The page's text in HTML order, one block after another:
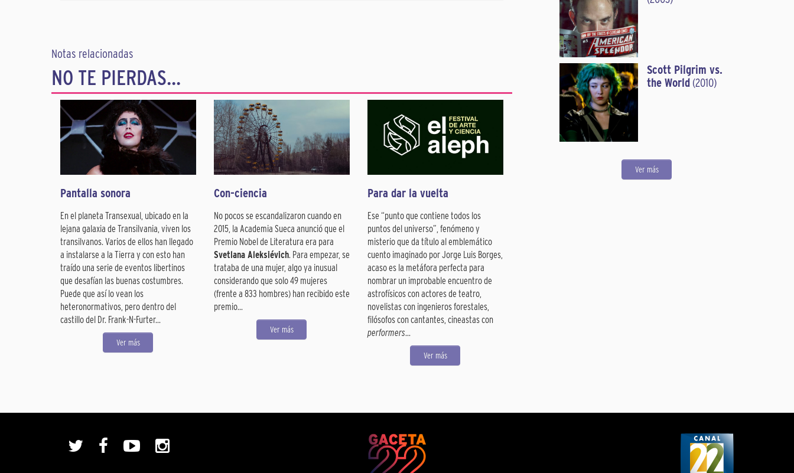
Notas relacionadas
NO TE PIERDAS...
Pantalla sonora
En el planeta Transexual, ubicado en la
lejana galaxia de Transilvania, viven los
transilvanos. Varios de ellos han llegado
a instalarse a la Tierra y con esto han
traído una serie de eventos libertinos
que desafían las buenas costumbres.
Puede que así lo vean los
heteronormativos, pero dentro del
castillo del Dr. Frank-N-Furter...
Ver más
Con-ciencia
No pocos se escandalizaron cuando en
2015, la Academia Sueca anunció que el
Premio Nobel de Literatura era para
Svetlana Aleksiévich. Para empezar, se
trataba de una mujer, algo ya inusual
considerando que solo 49 mujeres
(frente a 833 hombres) han recibido este
premio...
Ver más
Para dar la vuelta
Ese “punto que contiene todos los
puntos del universo”, fenómeno y
misterio que da título al emblemático
cuento imaginado por Jorge Luis Borges,
acaso es la metáfora perfecta para
nombrar un improbable encuentro de
astrofísicos con actores de teatro,
novelistas con ingenieros forestales,
filósofos con cantantes, cineastas con
performers...
Ver más
Scott Pilgrim vs.
the World(2010)
Ver más